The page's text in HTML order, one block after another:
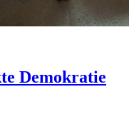
Demokratie